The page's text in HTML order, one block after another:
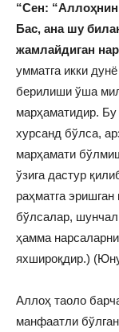
“Сен:
Бас, ана шу
жамлайдиган
умматга икки
берилиши ўша
марҳаматидир.
хурсанд бўлса,
марҳамати
ўзига дастур
раҳматга
бўлсалар,
ҳамма
яхшироқдир.)
Аллоҳ таоло
манфаатли